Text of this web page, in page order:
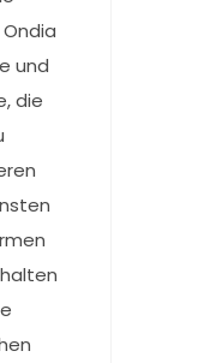
und
die